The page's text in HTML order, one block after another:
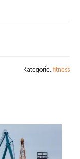
Kategorie:fitness